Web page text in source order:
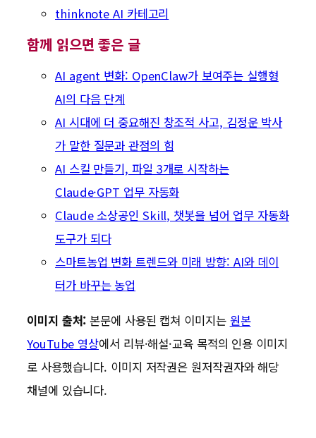
thinknote AI 카테고리
함께 읽으면 좋은 글
AI agent 변화: OpenClaw가 보여주는 실행형
AI의 다음 단계
AI 시대에 더 중요해진 창조적 사고, 김정운 박사
가 말한 질문과 관점의 힘
AI 스킬 만들기, 파일 3개로 시작하는
Claude·GPT 업무 자동화
Claude 소상공인 Skill, 챗봇을 넘어 업무 자동화
도구가 되다
스마트농업 변화 트렌드와 미래 방향: AI와 데이
터가 바꾸는 농업
이미지 출처: 본문에 사용된 캡쳐 이미지는 원본
YouTube 영상에서 리뷰·해설·교육 목적의 인용 이미지
로 사용했습니다. 이미지 저작권은 원저작권자와 해당
채널에 있습니다.